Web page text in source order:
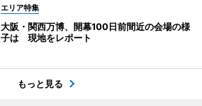
エリア特集
大阪・関西万博、開幕100日前間近の会場の様
子は 現地をレポート
もっと見る